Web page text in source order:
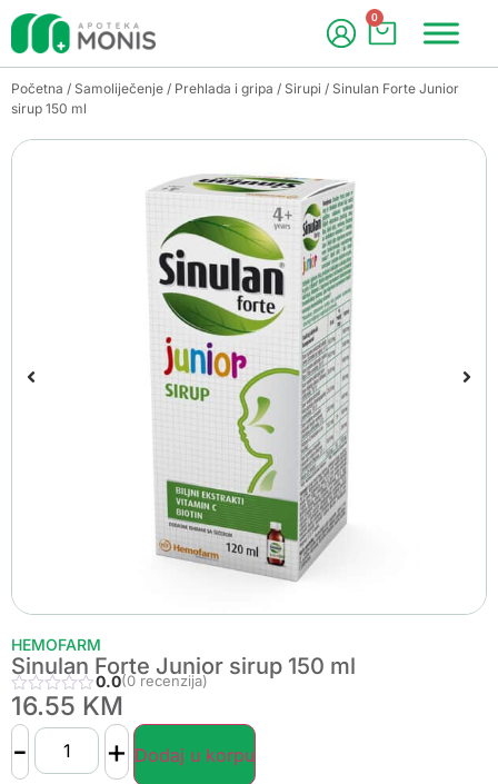
0
Početna / Samoliječenje / Prehlada i gripa / Sirupi / Sinulan Forte Junior
sirup 150 ml
HEMOFARM
Sinulan Forte Junior sirup 150 ml
0.0(0 recenzija)
16.55 KM
- + Dodaj u korpu